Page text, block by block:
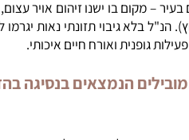
למחלת הסוכרת אז נקדים תרופה
תזונה, פעילות גופנית ועוד...
בו ישנו זיהום אויר עצום, או
גיבוי תזונתי נאות יגרמו